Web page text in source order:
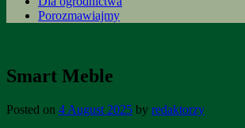
Porozmawiajmy
Smart Meble
Posted on 4 August 2025 by redaktorzy